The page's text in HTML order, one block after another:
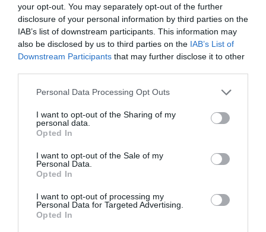
your opt-out. You may separately opt-out of the further
disclosure of your personal information by third parties on the
IAB’s list of downstream participants. This information may
also be disclosed by us to third parties on the IAB’s List of
Downstream Participants that may further disclose it to other
Please note that this website/app uses one or more Google
not limited to your visit or usage behaviour. You may click to
grant or deny consent to Google and its third-party tags to
use your data for below specified purposes in below Google
consent section.
Personal Data Processing Opt Outs
I want to opt-out of the Sharing of my
personal data.
Opted In
I want to opt-out of the Sale of my
Personal Data.
Opted In
I want to opt-out of processing my
Personal Data for Targeted Advertising.
Opted In
AZ ENDODONCIÁBAN
NÉLKÜLÖZHETETLEN ESZKÖZÖK
2026. augusztus 09| Promóció
ITTASAN RANDALÍROZOTT EGER
BELVÁROSÁBAN: ÜZLETEK KIRAKATA...
2026. augusztus 09|
ORBÁN EGYKORI VÍZÜGYI ÁLLAMTITKÁRA
IS ELLENTMONDOTT A VOL...